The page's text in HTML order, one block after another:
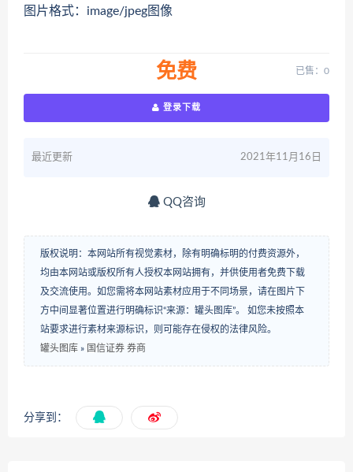
图片格式：image/jpeg图像
免费 已售：0
登录下载
最近更新 2021年11月16日
QQ咨询
版权说明：本网站所有视觉素材，除有明确标明的付费资源外，
均由本网站或版权所有人授权本网站拥有，并供使用者免费下载
及交流使用。如您需将本网站素材应用于不同场景，请在图片下
方中间显著位置进行明确标识“来源：罐头图库”。 如您未按照本
站要求进行素材来源标识，则可能存在侵权的法律风险。
罐头图库 » 国信证券 券商
分享到：